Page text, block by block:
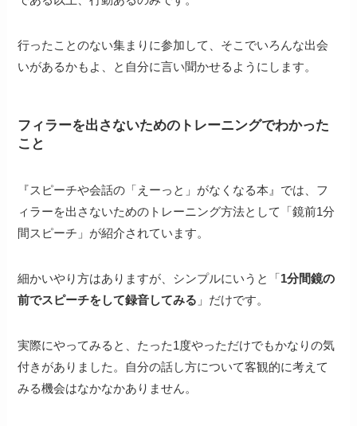
行ったことのない集まりに参加して、そこでいろんな出会
いがあるかもよ、と自分に言い聞かせるようにします。
フィラーを出さないためのトレーニングでわかった
こと
『スピーチや会話の「えーっと」がなくなる本』では、フ
ィラーを出さないためのトレーニング方法として「鏡前1分
間スピーチ」が紹介されています。
細かいやり方はありますが、シンプルにいうと「 1分間鏡の
前でスピーチをして録音してみる 」だけです。
実際にやってみると、たった1度やっただけでもかなりの気
付きがありました。自分の話し方について客観的に考えて
みる機会はなかなかありません。